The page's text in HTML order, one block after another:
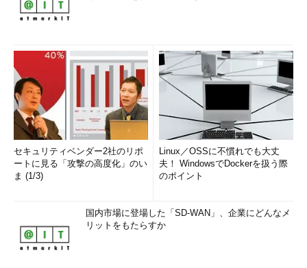
画面7
「.NET Framework 3.5（.NET 2.0および3.0を含
む）」を有効化する前のPC。WinSxSフォルダーに必要なソ
ースファイルはまだ存在しない
機能を有効化すると、Windows Updateから必要なソースファ
イルがダウンロードされるようになっています（画面8）。な
お、.NET Framework 3.5のソースはインストールDVDの
プグレードした場合はインストールDVDを持っていないでしょう
から、その方法の説明は省略します。
セキュリティベンダー2社のリポ
ートに見る「攻撃の高度化」のい
ま (1/3)
Linux／OSSに不慣れでも大丈
夫！ WindowsでDockerを扱う際
のポイント
国内市場に登場した「SD-WAN」、企業にどんなメ
リットをもたらすか